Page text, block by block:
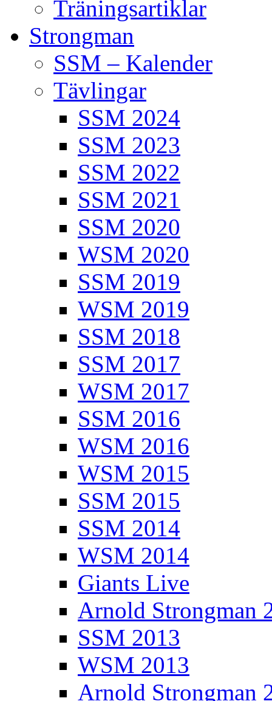
Träningsartiklar
Strongman
SSM – Kalender
Tävlingar
SSM 2024
SSM 2023
SSM 2022
SSM 2021
SSM 2020
WSM 2020
SSM 2019
WSM 2019
SSM 2018
SSM 2017
WSM 2017
SSM 2016
WSM 2016
WSM 2015
SSM 2015
SSM 2014
WSM 2014
Giants Live
Arnold Strongman
SSM 2013
WSM 2013
Arnold Strongman